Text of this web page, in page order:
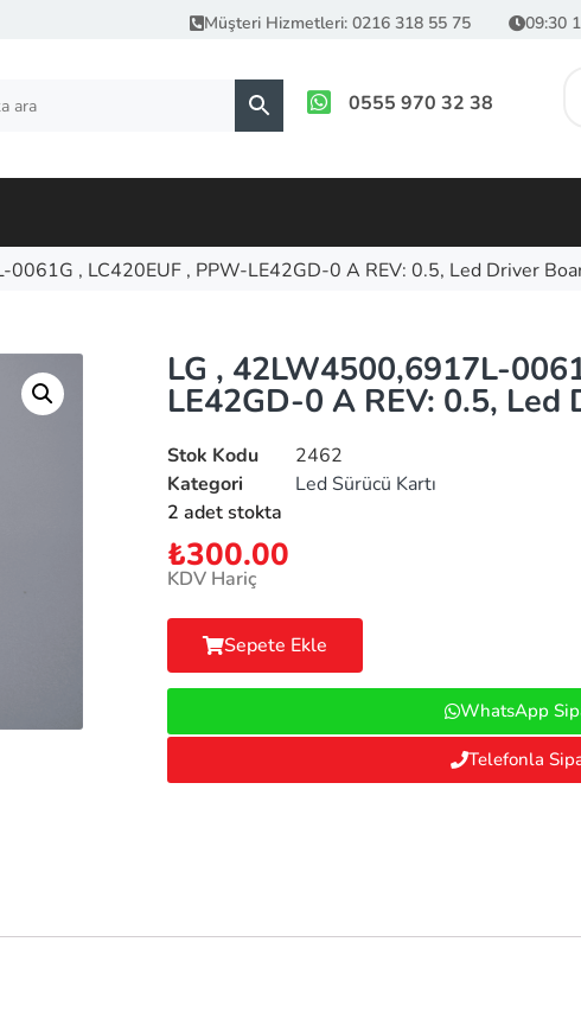
Müşteri Hizmetleri: 0216 318 55 75 09:30
0555 970 32 38
, LC420EUF , PPW-LE42GD-0 A REV: 0.5, Led Driver
LG , 42LW4500,6917L-
LE42GD-0 A REV: 0.5, Led
Stok Kodu
2462
Kategori
Led Sürücü Kartı
2 adet stokta
₺300.00
KDV Hariç
Sepete Ekle
WhatsApp
Telefonla